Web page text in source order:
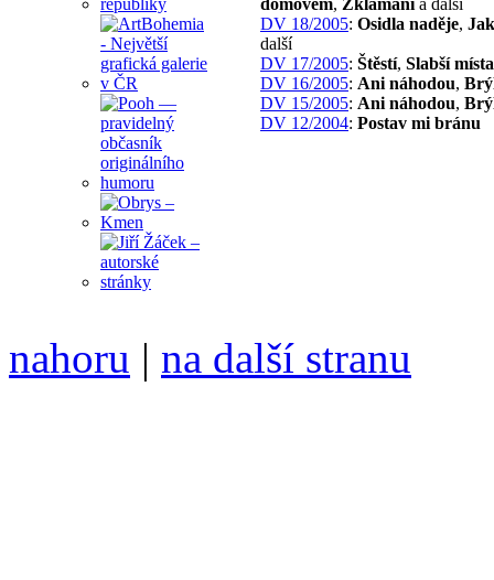
DV 18/2005: Osidla naděje,
další
DV 17/2005: Štěstí, Slabší místa
DV 16/2005: Ani náhodou,
DV 15/2005: Ani náhodou,
DV 12/2004: Postav mi bránu
nahoru | na další stranu